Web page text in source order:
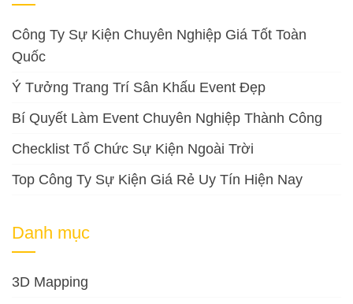
Công Ty Sự Kiện Chuyên Nghiệp Giá Tốt Toàn
Quốc
Ý Tưởng Trang Trí Sân Khấu Event Đẹp
Bí Quyết Làm Event Chuyên Nghiệp Thành Công
Checklist Tổ Chức Sự Kiện Ngoài Trời
Top Công Ty Sự Kiện Giá Rẻ Uy Tín Hiện Nay
Danh mục
3D Mapping